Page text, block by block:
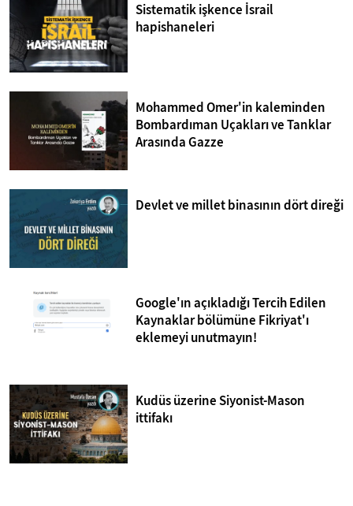
Sistematik işkence İsrail
hapishaneleri
Mohammed Omer'in kaleminden
Bombardıman Uçakları ve Tanklar
Arasında Gazze
Devlet ve millet binasının dört direği
Google'ın açıkladığı Tercih Edilen
Kaynaklar bölümüne Fikriyat'ı
eklemeyi unutmayın!
Kudüs üzerine Siyonist-Mason
ittifakı